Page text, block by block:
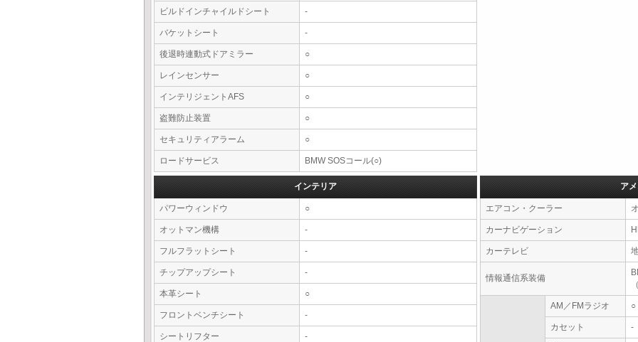
ビルドインチャイルドシート -
バケットシート -
後退時連動式ドアミラー ○
レインセンサー ○
インテリジェントAFS ○
盗難防止装置 ○
セキュリティアラーム ○
ロードサービス BMW SOSコール(○)
インテリア
パワーウィンドウ ○
オットマン機構 -
フルフラットシート -
チップアップシート -
本革シート ○
フロントベンチシート -
シートリフター -
ア
エアコン・クーラー
カーナビゲーション
カーテレビ
情報通信系装備
AM／FMラジオ ○
カセット -